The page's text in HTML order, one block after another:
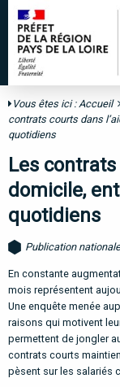
Vous êtes ici :Accueil
contrats courts dans
quotidiens
Les
domicile,
quotidiens
Publication
En constante
mois représentent
Une enquête menée
raisons qui motivent
permettent de jongler
contrats courts
pèsent sur les salariés